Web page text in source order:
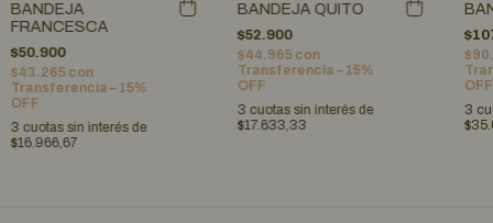
BANDEJA
FRANCESCA
$50.900
$43.265 con
Transferencia – 15%
OFF
3 cuotas sin interés de
$16.966,67
BANDEJA QUITO
$52.900
$44.965 con
Transferencia – 15%
OFF
3 cuotas sin interés de
$17.633,33
OFF
3